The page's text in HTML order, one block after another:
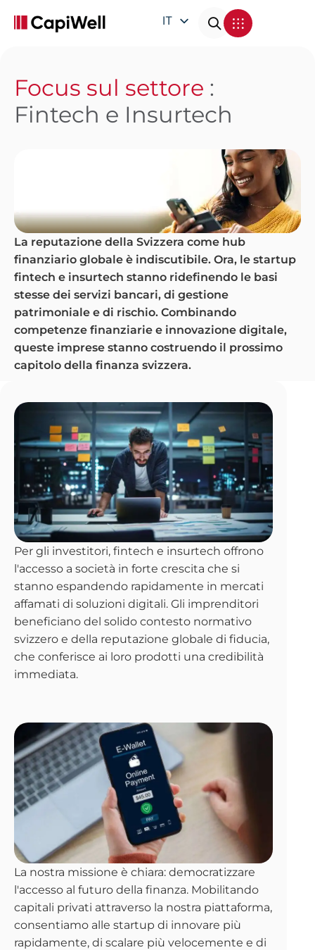
IT
FR
Focus sul settore :
Fintech e Insurtech
La reputazione della Svizzera come hub
finanziario globale è indiscutibile. Ora, le startup
fintech e insurtech stanno ridefinendo le basi
stesse dei servizi bancari, di gestione
patrimoniale e di rischio. Combinando
competenze finanziarie e innovazione digitale,
queste imprese stanno costruendo il prossimo
capitolo della finanza svizzera.
Per gli investitori, fintech e insurtech offrono
l'accesso a società in forte crescita che si
stanno espandendo rapidamente in mercati
affamati di soluzioni digitali. Gli imprenditori
beneficiano del solido contesto normativo
svizzero e della reputazione globale di fiducia,
che conferisce ai loro prodotti una credibilità
immediata.
La nostra missione è chiara: democratizzare
l'accesso al futuro della finanza. Mobilitando
capitali privati attraverso la nostra piattaforma,
consentiamo alle startup di innovare più
rapidamente, di scalare più velocemente e di